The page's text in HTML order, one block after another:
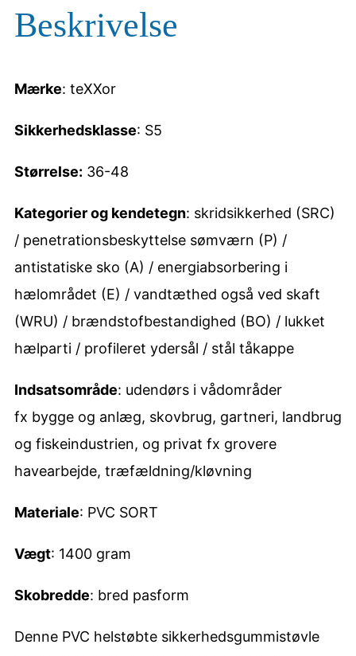
2
0
i
e
m
m
i
s
v
e
S
Beskrivelse
Mærke: teXXor
Sikkerhedsklasse: S5
Størrelse: 36-48
Kategorier og kendetegn: skridsikkerhed (SRC)
/ penetrationsbeskyttelse sømværn (P) /
antistatiske sko (A) / energiabsorbering i
hælområdet (E) / vandtæthed også ved skaft
(WRU) / brændstofbestandighed (BO) / lukket
hælparti / profileret ydersål / stål tåkappe
Indsatsområde: udendørs i vådområder
fx bygge og anlæg, skovbrug, gartneri, landbrug
og fiskeindustrien, og privat fx grovere
havearbejde, træfældning/kløvning
Materiale: PVC SORT
Vægt: 1400 gram
Skobredde: bred pasform
Denne PVC helstøbte sikkerhedsgummistøvle